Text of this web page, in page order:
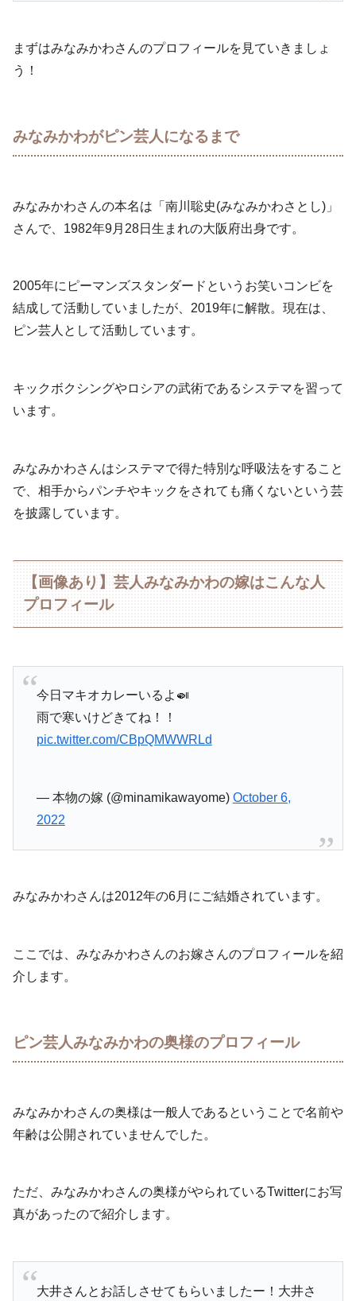
まずはみなみかわさんのプロフィールを見ていきましょ
う！
みなみかわがピン芸人になるまで
みなみかわさんの本名は「南川聡史(みなみかわさとし)」
さんで、1982年9月28日生まれの大阪府出身です。
2005年にピーマンズスタンダードというお笑いコンビを
結成して活動していましたが、2019年に解散。現在は、
ピン芸人として活動しています。
キックボクシングやロシアの武術であるシステマを習って
います。
みなみかわさんはシステマで得た特別な呼吸法をすること
で、相手からパンチやキックをされても痛くないという芸
を披露しています。
【画像あり】芸人みなみかわの嫁はこんな人
プロフィール
今日マキオカレーいるよ🍛
雨で寒いけどきてね！！
pic.twitter.com/CBpQMWWRLd
— 本物の嫁 (@minamikawayome) October 6,
2022
みなみかわさんは2012年の6月にご結婚されています。
ここでは、みなみかわさんのお嫁さんのプロフィールを紹
介します。
ピン芸人みなみかわの奥様のプロフィール
みなみかわさんの奥様は一般人であるということで名前や
年齢は公開されていませんでした。
ただ、みなみかわさんの奥様がやられているTwitterにお写
真があったので紹介します。
大井さんとお話しさせてもらいましたー！大井さ